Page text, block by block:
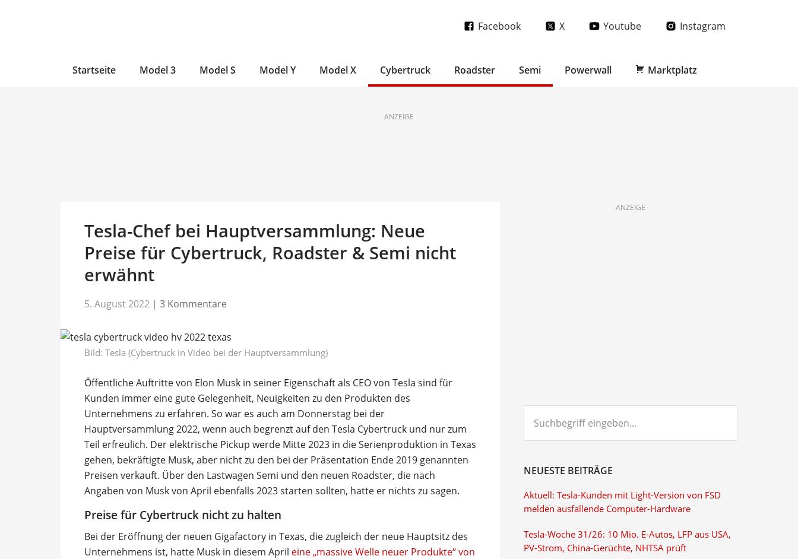
Facebook X Youtube Instagram
Startseite Model 3 Model S Model Y Model X Cybertruck Roadster Semi Powerwall Marktplatz
ANZEIGE
Tesla-Chef bei Hauptversammlung: Neue
Preise für Cybertruck, Roadster & Semi nicht
erwähnt
5. August 2022 | 3 Kommentare
Bild: Tesla (Cybertruck in Video bei der Hauptversammlung)
Öffentliche Auftritte von Elon Musk in seiner Eigenschaft als CEO von Tesla sind für
Kunden immer eine gute Gelegenheit, Neuigkeiten zu den Produkten des
Unternehmens zu erfahren. So war es auch am Donnerstag bei der
Hauptversammlung 2022, wenn auch begrenzt auf den Tesla Cybertruck und nur zum
Teil erfreulich. Der elektrische Pickup werde Mitte 2023 in die Serienproduktion in Texas
gehen, bekräftigte Musk, aber nicht zu den bei der Präsentation Ende 2019 genannten
Preisen verkauft. Über den Lastwagen Semi und den neuen Roadster, die nach
Angaben von Musk von April ebenfalls 2023 starten sollten, hatte er nichts zu sagen.
Preise für Cybertruck nicht zu halten
Bei der Eröffnung der neuen Gigafactory in Texas, die zugleich der neue Hauptsitz des
Unternehmens ist, hatte Musk in diesem April eine „massive Welle neuer Produkte“ von
ANZEIGE
eingeben...
NEUESTE BEITRÄGE
Aktuell: Tesla-Kunden mit Light-Version von FSD
melden ausfallende Computer-Hardware
Tesla-Woche 31/26: 10 Mio. E-Autos, LFP aus USA,
PV-Strom, China-Gerüchte, NHTSA prüft